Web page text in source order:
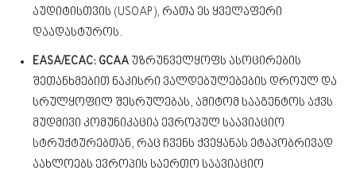
აუდიტისთვის (USOAP), რათა ეს ყველაფერი
დაადასტუროს.
EASA/ECAC: GCAA უზრუნველყოფს ასოცირების
შეთანხმებით ნაკისრი ვალდებულებების დროულ და
სრულყოფილ შესრულებას, ამიტომ სააგენტოს აქვს
მუდმივი კომუნიკაცია ევროპულ საავიაციო
სტრუქტურებთან, რაც ჩვენს ქვეყანას ეტაპობრივად
აახლოებს ევროპის საერთო საავიაციო